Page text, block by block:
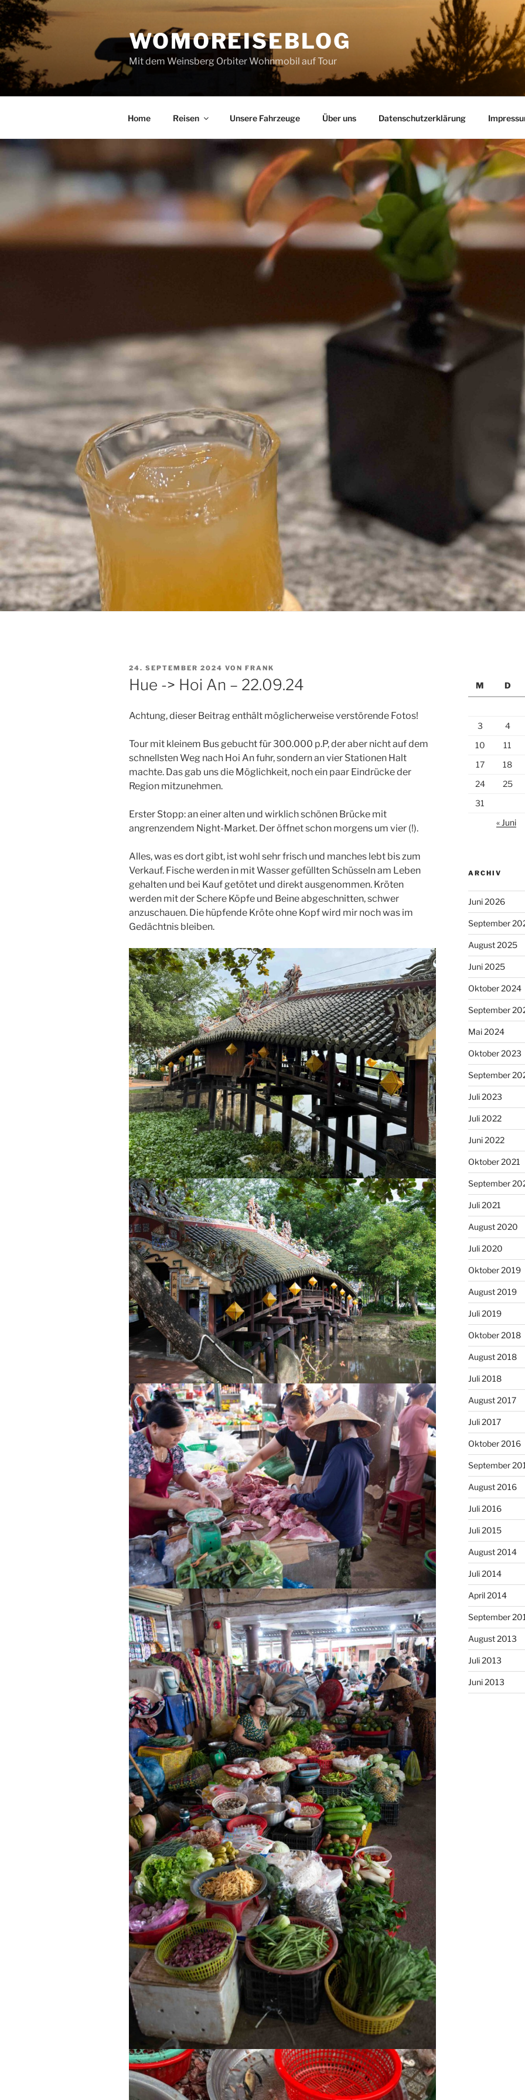
Zum
Inhalt
springen
WOMOREISEBLOG
Mit dem Weinsberg Orbiter Wohnmobil auf Tour
Home Reisen Unsere Fahrzeuge Über uns Datenschutzerklärung
VERÖFFENTLICHT
AM
24. SEPTEMBER 2024 VON FRANK
Hue -> Hoi An – 22.09.24
Achtung, dieser Beitrag enthält möglicherweise verstörende Fotos!
Tour mit kleinem Bus gebucht für 300.000 p.P, der aber nicht auf dem
schnellsten Weg nach Hoi An fuhr, sondern an vier Stationen Halt
machte. Das gab uns die Möglichkeit, noch ein paar Eindrücke der
Region mitzunehmen.
Erster Stopp: an einer alten und wirklich schönen Brücke mit
angrenzendem Night-Market. Der öffnet schon morgens um vier (!).
Alles, was es dort gibt, ist wohl sehr frisch und manches lebt bis zum
Verkauf. Fische werden in mit Wasser gefüllten Schüsseln am Leben
gehalten und bei Kauf getötet und direkt ausgenommen. Kröten
werden mit der Schere Köpfe und Beine abgeschnitten, schwer
anzuschauen. Die hüpfende Kröte ohne Kopf wird mir noch was im
Gedächtnis bleiben.
M D
3
4
10
11
17
18
24
25
31
« Juni
ARCHIV
Juni 2026
September
August 2025
Juni 2025
Oktober 2024
September
Mai 2024
Oktober 2023
September
Juli 2023
Juli 2022
Juni 2022
Oktober 2021
September
Juli 2021
August 2020
Juli 2020
Oktober 2019
August 2019
Juli 2019
Oktober 2018
August 2018
Juli 2018
August 2017
Juli 2017
Oktober 2016
September
August 2016
Juli 2016
Juli 2015
August 2014
Juli 2014
April 2014
September
August 2013
Juli 2013
Juni 2013